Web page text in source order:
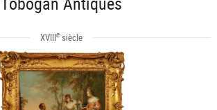
XVIIIe siècle